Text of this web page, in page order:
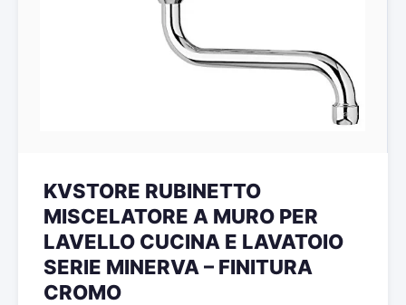
KVSTORE RUBINETTO
MISCELATORE A MURO PER
LAVELLO CUCINA E LAVATOIO
SERIE MINERVA – FINITURA
CROMO